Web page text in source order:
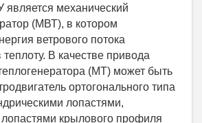
механический
(МВТ), в котором
ветрового потока
В качестве привода
(МТ) может быть
ортогонального типа
лопастями,
крылового профиля